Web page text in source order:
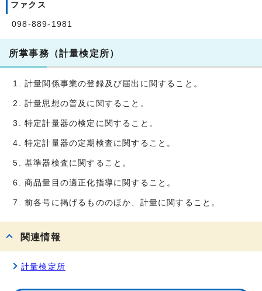
ファクス
098-889-1981
所掌事務（計量検定所）
計量関係事業の登録及び届出に関すること。
計量思想の普及に関すること。
特定計量器の検定に関すること。
特定計量器の定期検査に関すること。
基準器検査に関すること。
商品量目の適正化指導に関すること。
前各号に掲げるもののほか、計量に関すること。
関連情報
計量検定所